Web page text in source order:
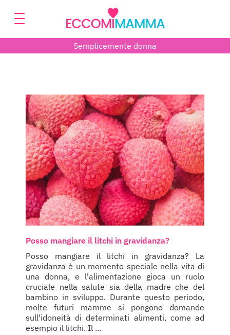
Semplicemente donna
Posso mangiare il litchi in gravidanza?
Posso mangiare il litchi in gravidanza? La
gravidanza è un momento speciale nella vita di
una donna, e l'alimentazione gioca un ruolo
cruciale nella salute sia della madre che del
bambino in sviluppo. Durante questo periodo,
molte futuri mamme si pongono domande
sull'idoneità di determinati alimenti, come ad
esempio il litchi. Il ...